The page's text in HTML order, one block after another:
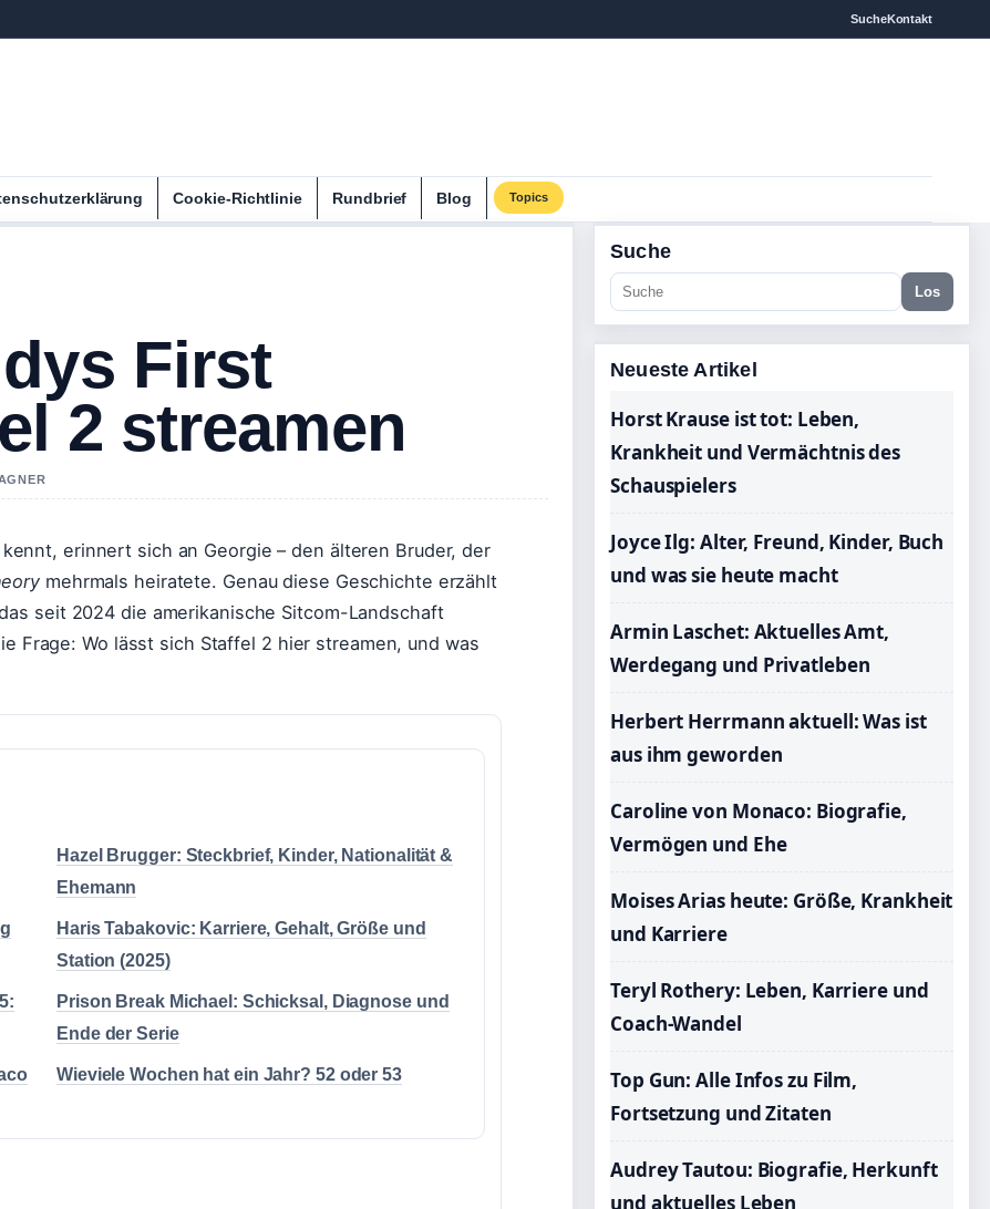
SucheKontakt
Cookie-Richtlinie Rundbrief Blog Topics
First
2 streamen
kennt, erinnert sich an Georgie – den älteren Bruder, der
mehrmals heiratete. Genau diese Geschichte erzählt
seit 2024 die amerikanische Sitcom-Landschaft
Frage: Wo lässt sich Staffel 2 hier streamen, und was
Hazel Brugger: Steckbrief, Kinder, Nationalität &
Ehemann
Haris Tabakovic: Karriere, Gehalt, Größe und
Station (2025)
Prison Break Michael: Schicksal, Diagnose und
Ende der Serie
Wieviele Wochen hat ein Jahr? 52 oder 53
Suche
Los
Neueste Artikel
Horst Krause ist tot: Leben,
Krankheit und Vermächtnis des
Schauspielers
Joyce Ilg: Alter, Freund, Kinder, Buch
und was sie heute macht
Armin Laschet: Aktuelles Amt,
Werdegang und Privatleben
Herbert Herrmann aktuell: Was ist
aus ihm geworden
Caroline von Monaco: Biografie,
Vermögen und Ehe
Moises Arias heute: Größe, Krankheit
und Karriere
Teryl Rothery: Leben, Karriere und
Coach-Wandel
Top Gun: Alle Infos zu Film,
Fortsetzung und Zitaten
Audrey Tautou: Biografie, Herkunft
und aktuelles Leben